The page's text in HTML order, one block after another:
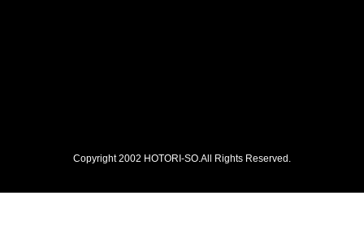
Copyright 2002 HOTORI-SO.All Rights Reserved.